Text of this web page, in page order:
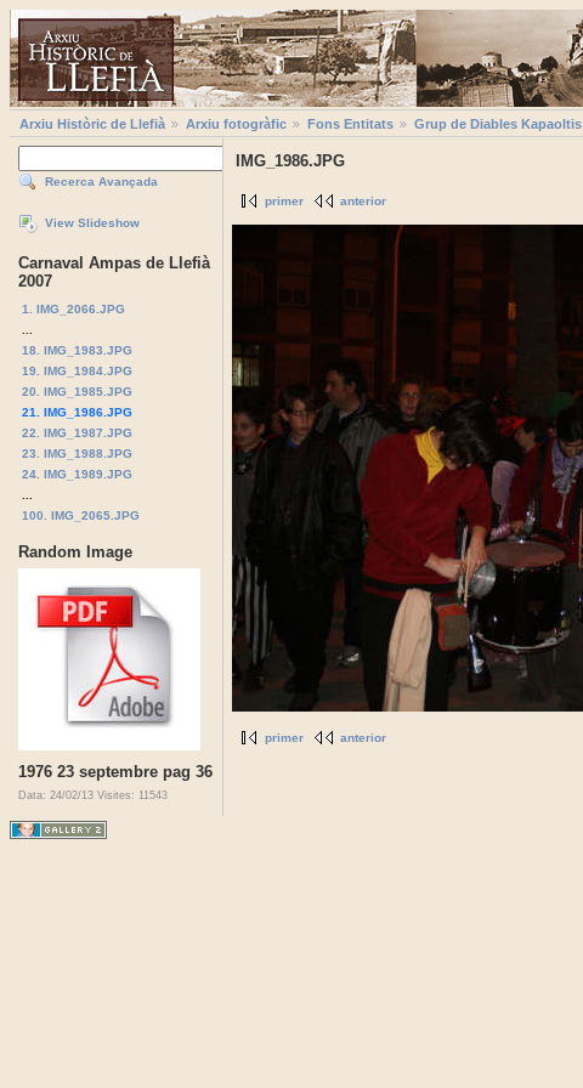
Arxiu Històric de Llefià Arxiu fotogràfic Fons Entitats Grup de Diables Kapaoltis
Recerca Avançada
View Slideshow
Carnaval Ampas de Llefià
2007
1. IMG_2066.JPG
18. IMG_1983.JPG
19. IMG_1984.JPG
20. IMG_1985.JPG
21. IMG_1986.JPG
22. IMG_1987.JPG
23. IMG_1988.JPG
24. IMG_1989.JPG
100. IMG_2065.JPG
Random Image
1976 23 septembre pag 36
Data: 24/02/13 Visites: 11543
IMG_1986.JPG
primer anterior
primer anterior